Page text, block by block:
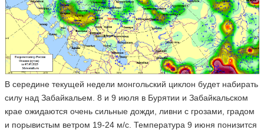
В середине текущей недели монгольский циклон будет набирать
силу над Забайкальем. 8 и 9 июля в Бурятии и Забайкальском
крае ожидаются очень сильные дожди, ливни с грозами, градом
и порывистым ветром 19-24 м/с. Температура 9 июня понизится